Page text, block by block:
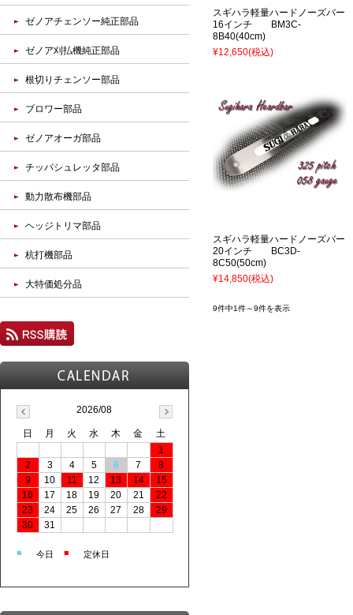
スギハラ軽量ハードノーズバー
16インチ BM3C-
8B40(40cm)
¥12,650(税込)
スギハラ軽量ハードノーズバー
20インチ BC3D-
8C50(50cm)
¥14,850(税込)
9件中1件～9件を表示
ゼノアチェンソー純正部品
ゼノア刈払機純正部品
根切りチェンソー部品
ブロワー部品
ゼノアオーガ部品
チッパシュレッタ部品
動力散布機部品
ヘッジトリマ部品
杭打機部品
大特価処分品
2026/08
日 月 火 水 木 金
土
1
2
3 4 5 6 7
8
9
10 11 12 13 14
15
16
17 18 19 20 21
22
23
24 25 26 27 28
29
30
31
■ 今日 ■ 定休日